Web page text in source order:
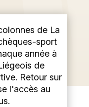
de La
sport
année à
de
Retour sur
l'accès au